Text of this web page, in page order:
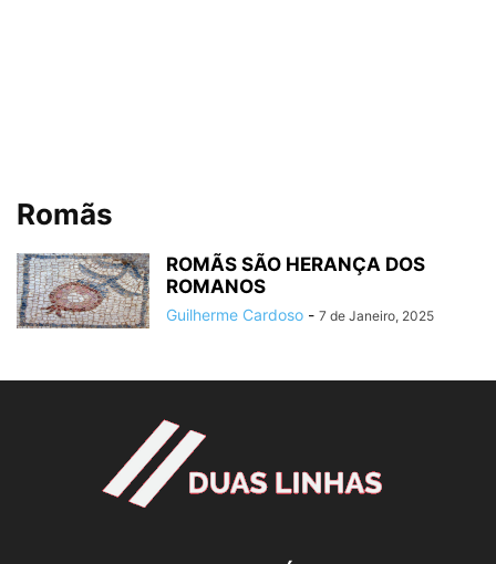
Romãs
ROMÃS SÃO HERANÇA DOS
ROMANOS
Guilherme Cardoso - 7 de Janeiro, 2025